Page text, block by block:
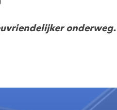
onderweg.